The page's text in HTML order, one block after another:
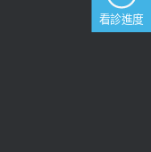
看診進度